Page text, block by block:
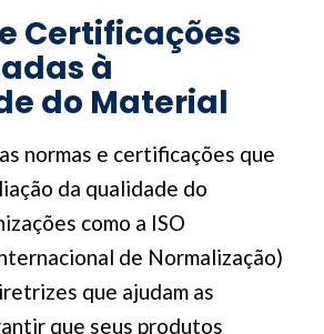
Certificações
à
do Material
normas e certificações que
da qualidade do
como a ISO
de Normalização)
que ajudam as
que seus produtos